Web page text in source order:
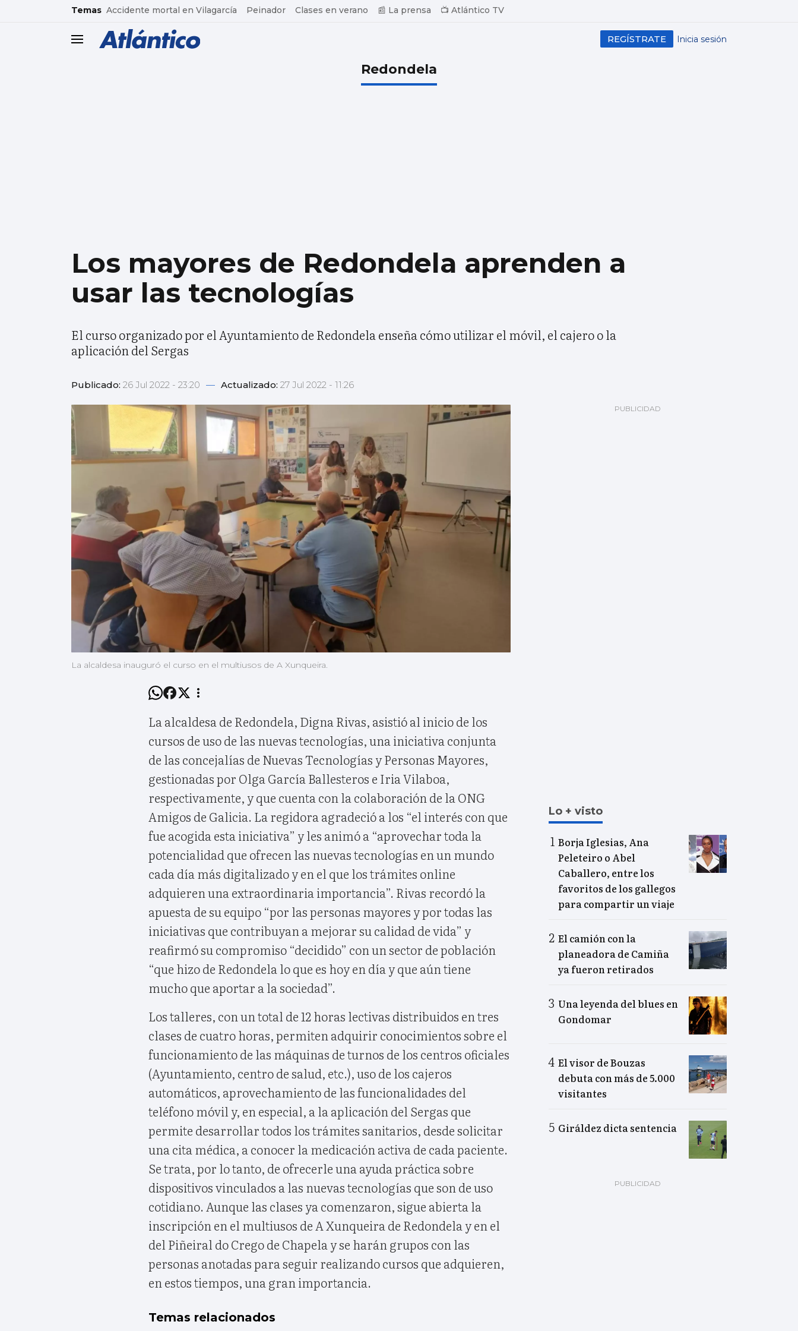
common.go-to-content
Temas Accidente mortal en Vilagarcía Peinador Clases en verano 📰 La prensa 📺 Atlántico TV
header.menu.open Inicia sesión
REGÍSTRATE
Redondela
Los mayores de Redondela aprenden a
usar las tecnologías
El curso organizado por el Ayuntamiento de Redondela enseña cómo utilizar el móvil, el cajero o la
aplicación del Sergas
Publicado: 26 Jul 2022 - 23:20 — Actualizado: 27 Jul 2022 - 11:26
La alcaldesa inauguró el curso en el multiusos de A Xunqueira.
La alcaldesa de Redondela, Digna Rivas, asistió al inicio de los
cursos de uso de las nuevas tecnologías, una iniciativa conjunta
de las concejalías de Nuevas Tecnologías y Personas Mayores,
gestionadas por Olga García Ballesteros e Iria Vilaboa,
respectivamente, y que cuenta con la colaboración de la ONG
Amigos de Galicia. La regidora agradeció a los “el interés con que
fue acogida esta iniciativa” y les animó a “aprovechar toda la
potencialidad que ofrecen las nuevas tecnologías en un mundo
cada día más digitalizado y en el que los trámites online
adquieren una extraordinaria importancia”. Rivas recordó la
apuesta de su equipo “por las personas mayores y por todas las
iniciativas que contribuyan a mejorar su calidad de vida” y
reafirmó su compromiso “decidido” con un sector de población
“que hizo de Redondela lo que es hoy en día y que aún tiene
mucho que aportar a la sociedad”.
Los talleres, con un total de 12 horas lectivas distribuidos en tres
clases de cuatro horas, permiten adquirir conocimientos sobre el
funcionamiento de las máquinas de turnos de los centros oficiales
(Ayuntamiento, centro de salud, etc.), uso de los cajeros
automáticos, aprovechamiento de las funcionalidades del
teléfono móvil y, en especial, a la aplicación del Sergas que
permite desarrollar todos los trámites sanitarios, desde solicitar
una cita médica, a conocer la medicación activa de cada paciente.
Se trata, por lo tanto, de ofrecerle una ayuda práctica sobre
dispositivos vinculados a las nuevas tecnologías que son de uso
cotidiano. Aunque las clases ya comenzaron, sigue abierta la
inscripción en el multiusos de A Xunqueira de Redondela y en el
del Piñeiral do Crego de Chapela y se harán grupos con las
personas anotadas para seguir realizando cursos que adquieren,
en estos tiempos, una gran importancia.
Temas relacionados
Lo + visto
Borja Iglesias, Ana
Peleteiro o Abel
Caballero, entre los
favoritos de los gallegos
para compartir un viaje
El camión con la
planeadora de Camiña
ya fueron retirados
Una leyenda del blues en
Gondomar
El visor de Bouzas
debuta con más de 5.000
visitantes
Giráldez dicta sentencia